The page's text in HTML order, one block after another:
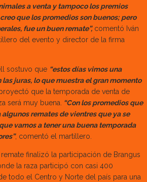
a venta y tampoco los premios
que los promedios son buenos; pero
fue un buen remate”,comentó Iván
del evento y director de la firma
sostuvo que “estos días vimos una
juras, lo que muestra el gran momento
que la temporada de venta de
será muy buena. “Con los promedios que
remates de vientres que ya se
vamos a tener una buena temporada
, comentó el martillero.
finalizó la participación de Brangus
la raza participó con casi 400
todo el Centro y Norte del país para una